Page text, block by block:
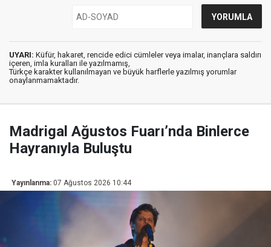
UYARI: Küfür, hakaret, rencide edici cümleler veya imalar, inançlara saldırı
içeren, imla kuralları ile yazılmamış,
Türkçe karakter kullanılmayan ve büyük harflerle yazılmış yorumlar
onaylanmamaktadır.
Madrigal Ağustos Fuarı’nda Binlerce
Hayranıyla Buluştu
Yayınlanma: 07 Ağustos 2026 10:44